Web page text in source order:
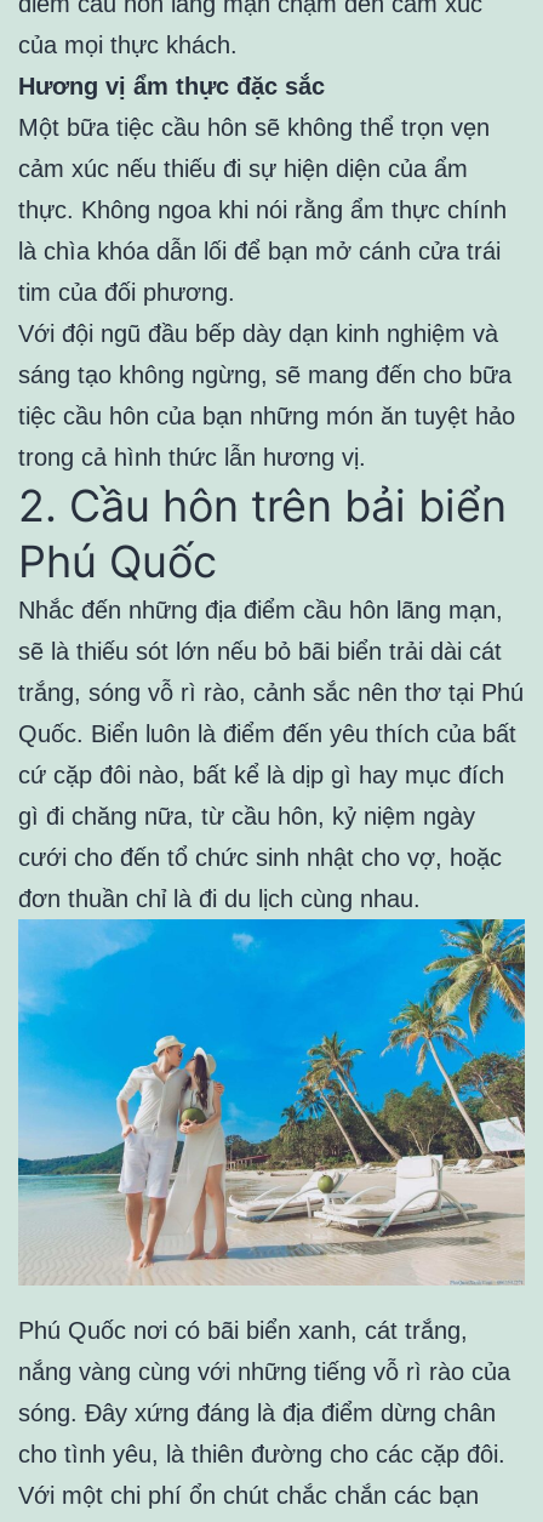
của mọi thực khách.
Hương vị ẩm thực đặc sắc
Một bữa tiệc cầu hôn sẽ không thể trọn vẹn
cảm xúc nếu thiếu đi sự hiện diện của ẩm
thực. Không ngoa khi nói rằng ẩm thực chính
là chìa khóa dẫn lối để bạn mở cánh cửa trái
tim của đối phương.
Với đội ngũ đầu bếp dày dạn kinh nghiệm và
sáng tạo không ngừng, sẽ mang đến cho bữa
tiệc cầu hôn của bạn những món ăn tuyệt hảo
trong cả hình thức lẫn hương vị.
2. Cầu hôn trên bải biển
Phú Quốc
Nhắc đến những địa điểm cầu hôn lãng mạn,
sẽ là thiếu sót lớn nếu bỏ bãi biển trải dài cát
trắng, sóng vỗ rì rào, cảnh sắc nên thơ tại Phú
Quốc. Biển luôn là điểm đến yêu thích của bất
cứ cặp đôi nào, bất kể là dịp gì hay mục đích
gì đi chăng nữa, từ cầu hôn, kỷ niệm ngày
cưới cho đến tổ chức sinh nhật cho vợ, hoặc
đơn thuần chỉ là đi du lịch cùng nhau.
Phú Quốc nơi có bãi biển xanh, cát trắng,
nắng vàng cùng với những tiếng vỗ rì rào của
sóng. Đây xứng đáng là địa điểm dừng chân
cho tình yêu, là thiên đường cho các cặp đôi.
Với một chi phí ổn chút chắc chắn các bạn